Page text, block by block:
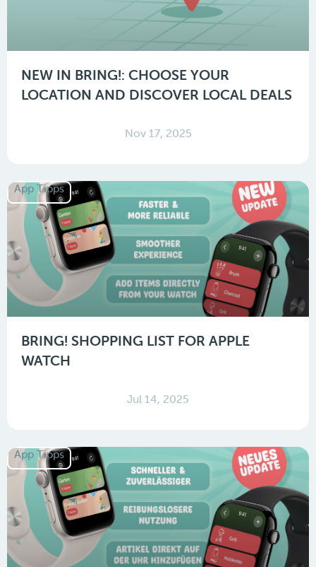
NEW IN BRING!: CHOOSE YOUR
LOCATION AND DISCOVER LOCAL DEALS
Nov 17, 2025
App Tipps
BRING! SHOPPING LIST FOR APPLE
WATCH
Jul 14, 2025
App Tipps